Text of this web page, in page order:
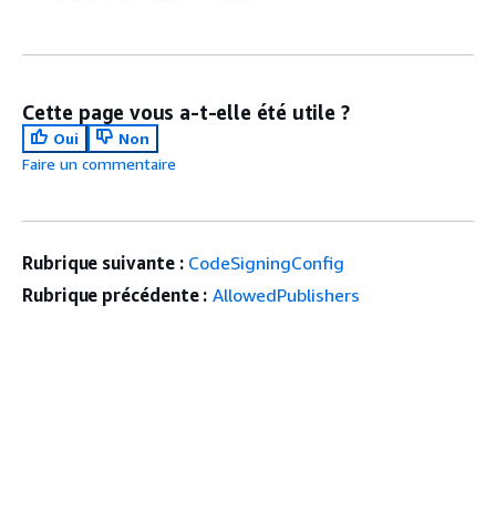
Cette page vous a-t-elle été utile ?
Oui
Non
Faire un commentaire
Rubrique suivante : CodeSigningConfig
Rubrique précédente : AllowedPublishers